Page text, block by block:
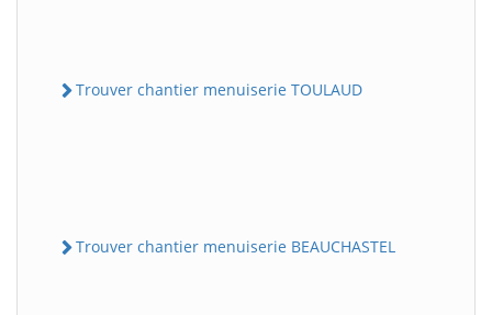
Trouver chantier menuiserie TOULAUD
Trouver chantier menuiserie BEAUCHASTEL